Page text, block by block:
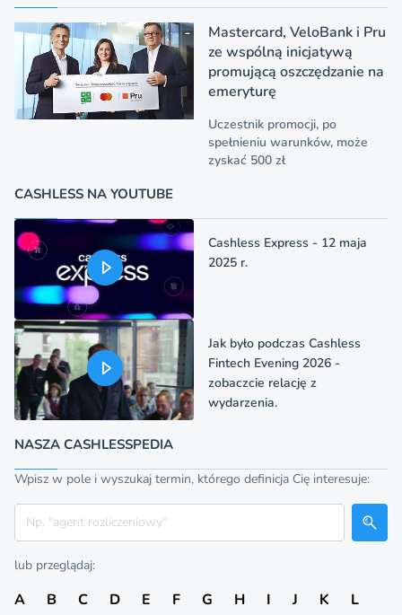
Mastercard, VeloBank i Pru
ze wspólną inicjatywą
promującą oszczędzanie na
emeryturę
Uczestnik promocji, po
spełnieniu warunków, może
zyskać 500 zł
CASHLESS NA YOUTUBE
Cashless Express - 12 maja
2025 r.
Jak było podczas Cashless
Fintech Evening 2026 -
zobaczcie relację z
wydarzenia.
NASZA CASHLESSPEDIA
Wpisz w pole i wyszukaj termin, którego definicja Cię interesuje:
Szukaj
lub przeglądaj:
A B C D E F G H I J K
L